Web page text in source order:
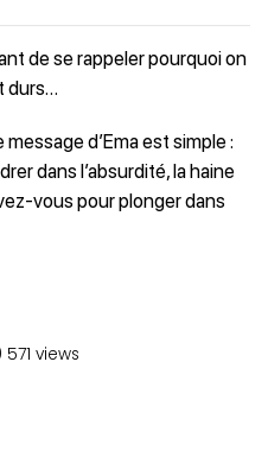
de se rappeler pourquoi on
durs…
d’Ema est simple :
dans l’absurdité, la haine
vous pour plonger dans
571 views